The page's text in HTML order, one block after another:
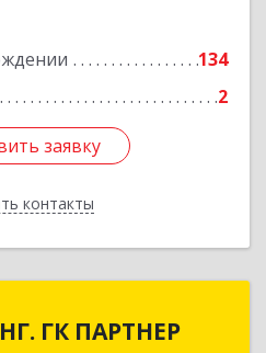
134
2
заявку
контакты
заявку
ГК ПАРТНЕР
ГК ПАРТНЕР